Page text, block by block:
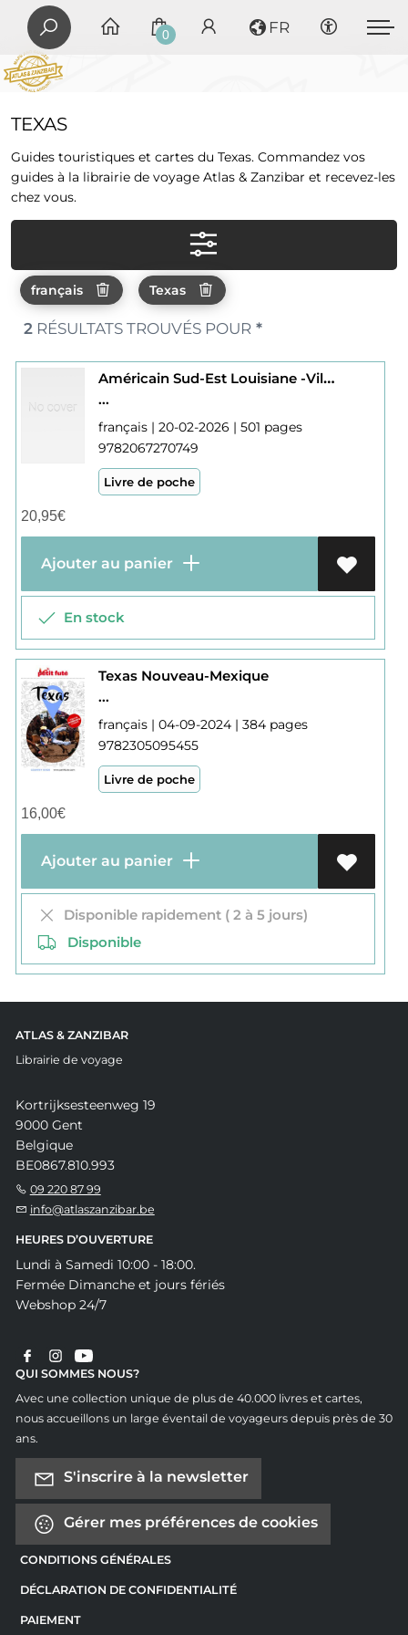
0 FR
TEXAS
Guides touristiques et cartes du Texas. Commandez vos
guides à la librairie de voyage Atlas & Zanzibar et recevez-les
chez vous.
français Texas
2RÉSULTATS TROUVÉS POUR*
Américain Sud-Est Louisiane -Villes du sud-Texas GVF mich
...
français | 20-02-2026 | 501 pages
9782067270749
Livre de poche
20,95€
Ajouter au panier
En stock
Texas Nouveau-Mexique
...
français | 04-09-2024 | 384 pages
9782305095455
Livre de poche
16,00€
Ajouter au panier
Disponible rapidement ( 2 à 5 jours)
Disponible
ATLAS & ZANZIBAR
Librairie de voyage
Kortrijksesteenweg 19
9000 Gent
Belgique
BE0867.810.993
09 220 87 99
info@atlaszanzibar.be
HEURES D’OUVERTURE
Lundi à Samedi 10:00 - 18:00.
Fermée Dimanche et jours fériés
Webshop 24/7
QUI SOMMES NOUS?
Avec une collection unique de plus de 40.000 livres et cartes,
nous accueillons un large éventail de voyageurs depuis près de 30
ans.
S'inscrire à la newsletter
Gérer mes préférences de cookies
CONDITIONS GÉNÉRALES
DÉCLARATION DE CONFIDENTIALITÉ
PAIEMENT